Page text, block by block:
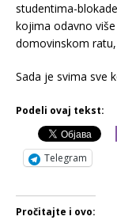
studentima-
kojima odavno
domovinskom
Sada je svima sve
Podeli ovaj tekst:
Telegram
Pročitajte i ovo: